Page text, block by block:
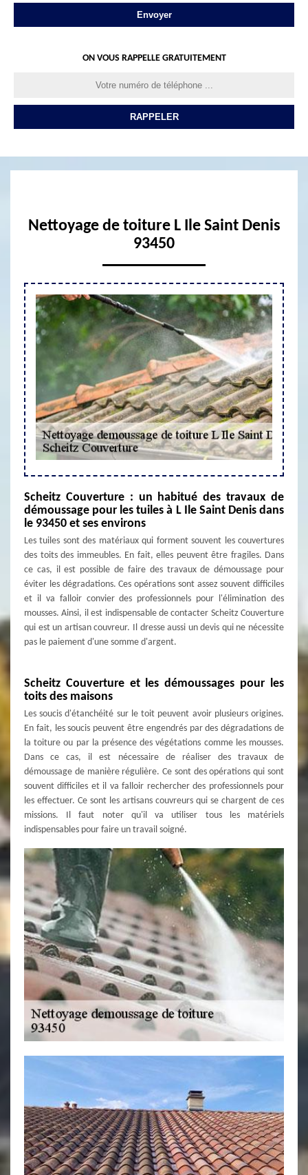
ON VOUS RAPPELLE GRATUITEMENT
Nettoyage de toiture L Ile Saint Denis
93450
Scheitz Couverture : un habitué des travaux de
démoussage pour les tuiles à L Ile Saint Denis dans
le 93450 et ses environs
Les tuiles sont des matériaux qui forment souvent les couvertures
des toits des immeubles. En fait, elles peuvent être fragiles. Dans
ce cas, il est possible de faire des travaux de démoussage pour
éviter les dégradations. Ces opérations sont assez souvent difficiles
et il va falloir convier des professionnels pour l'élimination des
mousses. Ainsi, il est indispensable de contacter Scheitz Couverture
qui est un artisan couvreur. Il dresse aussi un devis qui ne nécessite
pas le paiement d'une somme d'argent.
Scheitz Couverture et les démoussages pour les
toits des maisons
Les soucis d'étanchéité sur le toit peuvent avoir plusieurs origines.
En fait, les soucis peuvent être engendrés par des dégradations de
la toiture ou par la présence des végétations comme les mousses.
Dans ce cas, il est nécessaire de réaliser des travaux de
démoussage de manière régulière. Ce sont des opérations qui sont
souvent difficiles et il va falloir rechercher des professionnels pour
les effectuer. Ce sont les artisans couvreurs qui se chargent de ces
missions. Il faut noter qu'il va utiliser tous les matériels
indispensables pour faire un travail soigné.